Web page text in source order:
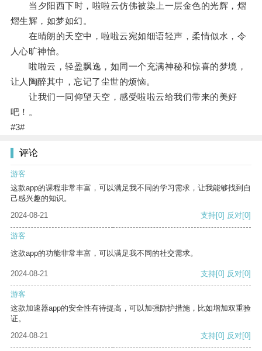
当夕阳西下时，啦啦云仿佛被染上一层金色的光辉，熠
熠生辉，如梦如幻。
在晴朗的天空中，啦啦云宛如细语轻声，柔情似水，令
人心旷神怡。
啦啦云，轻盈飘逸，如同一个充满神秘和惊喜的梦境，
让人陶醉其中，忘记了尘世的烦恼。
让我们一同仰望天空，感受啦啦云给我们带来的美好
吧！。
#3#
评论
游客
这款app的课程非常丰富，可以满足我不同的学习需求，让我能够找到自
己感兴趣的知识。
2024-08-21
支持[0] 反对[0]
游客
这款app的功能非常丰富，可以满足我不同的社交需求。
2024-08-21 支持[0] 反对[0]
游客
这款加速器app的安全性有待提高，可以加强防护措施，比如增加双重验
证。
2024-08-21
支持[0] 反对[0]